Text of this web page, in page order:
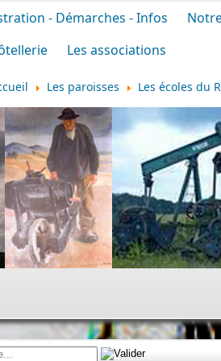
- Démarches - Infos
Les associations
Les paroisses Les écoles du